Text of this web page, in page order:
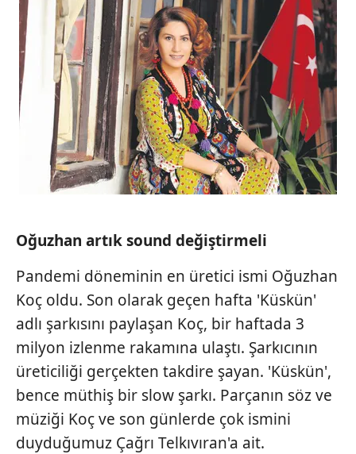
Oğuzhan artıksound değiştirmeli
Pandemi döneminin en üretici ismi Oğuzhan
Koç oldu. Son olarak geçen hafta 'Küskün'
adlı şarkısını paylaşan Koç, bir haftada 3
milyon izlenme rakamına ulaştı. Şarkıcının
üreticiliği gerçekten takdire şayan. 'Küskün',
bence müthiş bir slow şarkı. Parçanın söz ve
müziği Koç ve son günlerde çok ismini
duyduğumuz Çağrı Telkıvıran'a ait.